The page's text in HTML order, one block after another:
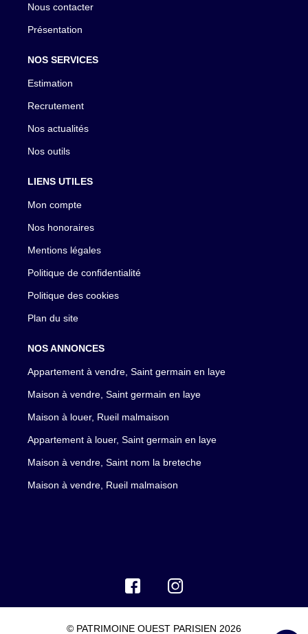
Nous contacter
Présentation
NOS SERVICES
Estimation
Recrutement
Nos actualités
Nos outils
LIENS UTILES
Mon compte
Nos honoraires
Mentions légales
Politique de confidentialité
Politique des cookies
Plan du site
NOS ANNONCES
Appartement à vendre, Saint germain en laye
Maison à vendre, Saint germain en laye
Maison à louer, Rueil malmaison
Appartement à louer, Saint germain en laye
Maison à vendre, Saint nom la breteche
Maison à vendre, Rueil malmaison
© PATRIMOINE OUEST PARISIEN 2026